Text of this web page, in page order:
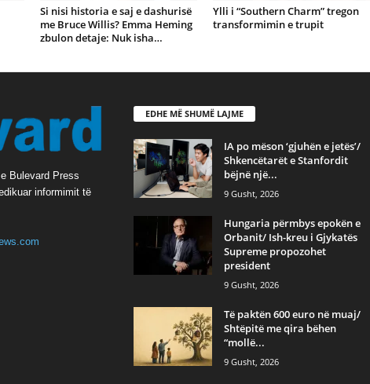
Si nisi historia e saj e dashurisë
me Bruce Willis? Emma Heming
zbulon detaje: Nuk isha…
Ylli i “Southern Charm” tregon
transformimin e trupit
Bulevard Press
informimit të
EDHE MË SHUMË LAJME
IA po mëson ‘gjuhën e jetës’/
Shkencëtarët e Stanfordit
bëjnë një...
9 Gusht, 2026
Hungaria përmbys epokën e
Orbanit/ Ish-kreu i Gjykatës
Supreme propozohet
president
9 Gusht, 2026
Të paktën 600 euro në muaj/
Shtëpitë me qira bëhen
“mollë...
9 Gusht, 2026